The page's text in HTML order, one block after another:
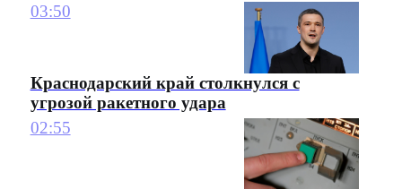
03:50
Краснодарский край столкнулся с
угрозой ракетного удара
02:55